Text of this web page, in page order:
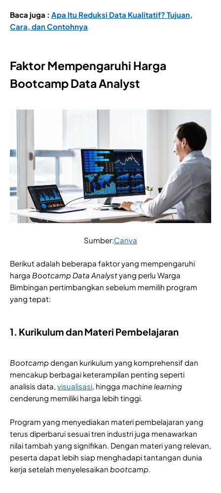
Baca juga : Apa Itu Reduksi Data Kualitatif? Tujuan,
Cara, dan Contohnya
Faktor Mempengaruhi Harga
Bootcamp Data Analyst
Sumber:Canva
Berikut adalah beberapa faktor yang mempengaruhi
harga Bootcamp Data Analystyang perlu Warga
Bimbingan pertimbangkan sebelum memilih program
yang tepat:
1. Kurikulum dan Materi Pembelajaran
Bootcampdengan kurikulum yang komprehensif dan
mencakup berbagai keterampilan penting seperti
analisis data, visualisasi, hingga machine learning
cenderung memiliki harga lebih tinggi.
Program yang menyediakan materi pembelajaran yang
terus diperbarui sesuai tren industri juga menawarkan
nilai tambah yang signifikan. Dengan materi yang relevan,
peserta dapat lebih siap menghadapi tantangan dunia
kerja setelah menyelesaikan bootcamp.